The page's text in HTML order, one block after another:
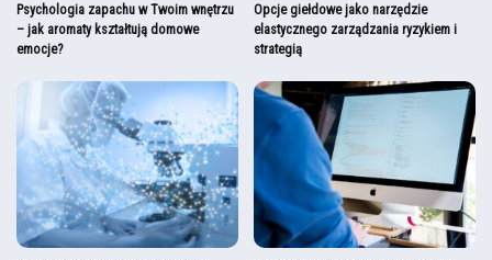
Psychologia zapachu w Twoim wnętrzu
– jak aromaty kształtują domowe
emocje?
Opcje giełdowe jako narzędzie
elastycznego zarządzania ryzykiem i
strategią